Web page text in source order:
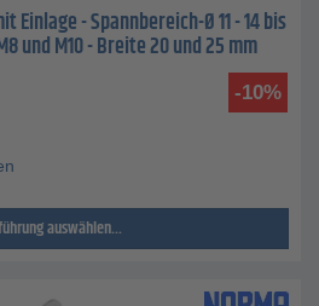
Einlage - Spannbereich-Ø 11 - 14 bis
und M10 - Breite 20 und 25 mm
-10%
auswählen...